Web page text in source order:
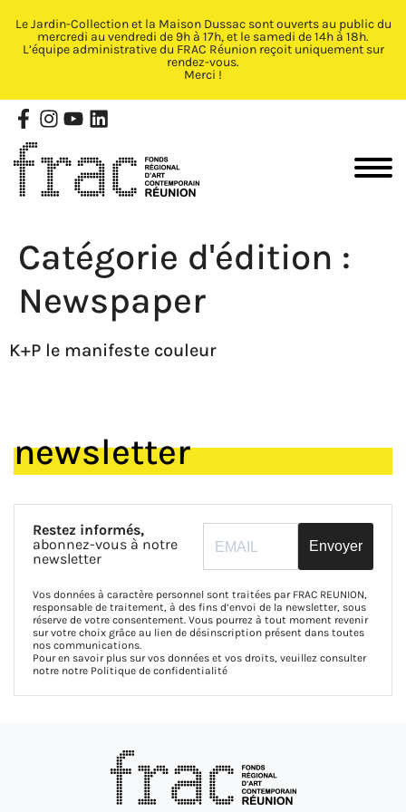
Fermer X
Le Jardin-Collection et la Maison Dussac sont ouverts au public du
mercredi au vendredi de 9h à 17h, et le samedi de 14h à 18h.
L’équipe administrative du FRAC Réunion reçoit uniquement sur
rendez-vous.
Merci !
Catégorie d'édition :
Newspaper
K+P le manifeste couleur
newsletter
Restez informés,
abonnez-vous à notre
newsletter
Envoyer
Vos données à caractère personnel sont traitées par FRAC REUNION,
responsable de traitement, à des fins d’envoi de la newsletter, sous
réserve de votre consentement. Vous pourrez à tout moment revenir
sur votre choix grâce au lien de désinscription présent dans toutes
nos communications.
Pour en savoir plus sur vos données et vos droits, veuillez consulter
notre notre Politique de confidentialité